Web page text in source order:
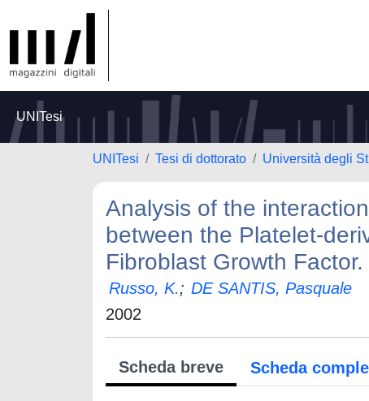
UNITesi
UNITesi Tesi di dottorato Università degli
Analysis of the
between the Platelet-
Fibroblast Growth Factor.
Russo, K.; DE SANTIS, Pasquale
2002
Scheda breve Scheda